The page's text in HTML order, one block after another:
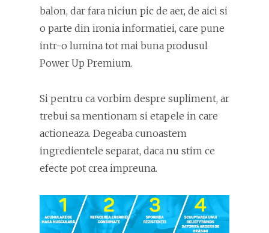
balon, dar fara niciun pic de aer, de aici si
o parte din ironia informatiei, care pune
intr-o lumina tot mai buna produsul
Power Up Premium.
Si pentru ca vorbim despre supliment, ar
trebui sa mentionam si etapele in care
actioneaza. Degeaba cunoastem
ingredientele separat, daca nu stim ce
efecte pot crea impreuna.